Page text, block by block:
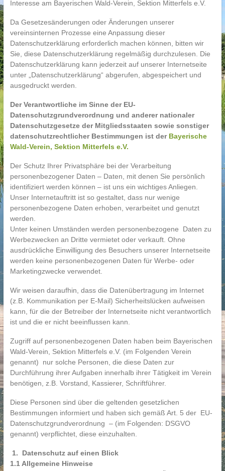
Interesse am Bayerischen Wald-Verein, Sektion Mitterfels e.V.
Da Gesetzesänderungen oder Änderungen unserer
vereinsinternen Prozesse eine Anpassung dieser
Datenschutzerklärung erforderlich machen können, bitten wir
Sie, diese Datenschutzerklärung regelmäßig durchzulesen. Die
Datenschutzerklärung kann jederzeit auf unserer Internetseite
unter „Datenschutzerklärung“ abgerufen, abgespeichert und
ausgedruckt werden.
Der Verantwortliche im Sinne der EU-
Datenschutzgrundverordnung und anderer nationaler
Datenschutzgesetze der Mitgliedsstaaten sowie sonstiger
datenschutzrechtlicher Bestimmungen ist der Bayerische
Wald-Verein, Sektion Mitterfels e.V.
Der Schutz Ihrer Privatsphäre bei der Verarbeitung
personenbezogener Daten – Daten, mit denen Sie persönlich
identifiziert werden können – ist uns ein wichtiges Anliegen.
Unser Internetauftritt ist so gestaltet, dass nur wenige
personenbezogene Daten erhoben, verarbeitet und genutzt
werden.
Unter keinen Umständen werden personenbezogene Daten zu
Werbezwecken an Dritte vermietet oder verkauft. Ohne
ausdrückliche Einwilligung des Besuchers unserer Internetseite
werden keine personenbezogenen Daten für Werbe- oder
Marketingzwecke verwendet.
Wir weisen daraufhin, dass die Datenübertragung im Internet
(z.B. Kommunikation per E-Mail) Sicherheitslücken aufweisen
kann, für die der Betreiber der Internetseite nicht verantwortlich
ist und die er nicht beeinflussen kann.
Zugriff auf personenbezogenen Daten haben beim Bayerischen
Wald-Verein, Sektion Mitterfels e.V. (im Folgenden Verein
genannt) nur solche Personen, die diese Daten zur
Durchführung ihrer Aufgaben innerhalb ihrer Tätigkeit im Verein
benötigen, z.B. Vorstand, Kassierer, Schriftführer.
Diese Personen sind über die geltenden gesetzlichen
Bestimmungen informiert und haben sich gemäß Art. 5 der EU-
Datenschutzgrundverordnung – (im Folgenden: DSGVO
genannt) verpflichtet, diese einzuhalten.
1. Datenschutz auf einen Blick
1.1 Allgemeine Hinweise